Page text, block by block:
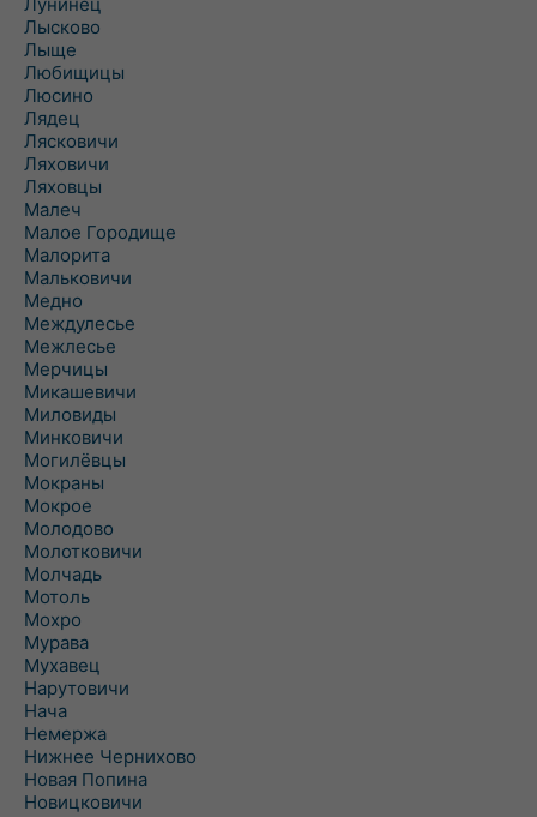
Лысково
Лыще
Любищицы
Люсино
Лядец
Лясковичи
Ляховичи
Ляховцы
Малеч
Малое Городище
Малорита
Мальковичи
Медно
Междулесье
Межлесье
Мерчицы
Микашевичи
Миловиды
Минковичи
Могилёвцы
Мокраны
Мокрое
Молодово
Молотковичи
Молчадь
Мотоль
Мохро
Мурава
Мухавец
Нарутовичи
Нача
Немержа
Нижнее Чернихово
Новая Попина
Новицковичи